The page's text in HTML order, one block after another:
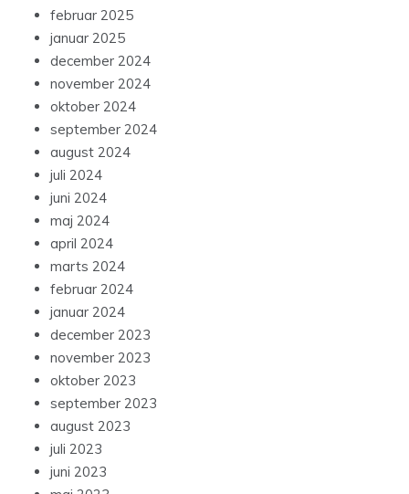
februar 2025
januar 2025
december 2024
november 2024
oktober 2024
september 2024
august 2024
juli 2024
juni 2024
maj 2024
april 2024
marts 2024
februar 2024
januar 2024
december 2023
november 2023
oktober 2023
september 2023
august 2023
juli 2023
juni 2023